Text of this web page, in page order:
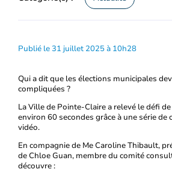
Publié le 31 juillet 2025 à 10h28
Qui a dit que les élections municipales
compliquées ?
La Ville de Pointe-Claire a relevé le défi
environ 60 secondes grâce à une série de
vidéo.
En compagnie de Me Caroline Thibault,
de Chloe Guan, membre du comité
découvre :